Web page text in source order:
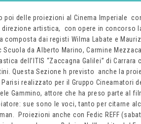
poi delle proiezioni al Cinema Imperiale
direzione artistica, con opere in concorso
composta dai registi Wilma Labate e
Scuola da Alberto Marino, Carmine
dell’ITIS “Zaccagna Galilei” di
Questa Sezione h previsto anche la
Parisi realizzato per il Gruppo Cineamatori
Gammino, attore che ha preso parte al
sue sono le voci, tanto per citarne
Proiezioni anche con Fedic REFF